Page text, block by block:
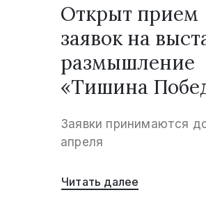
Открыт прием
заявок на
размышление
«Тишина
Заявки принимаются
апреля
Читать далее